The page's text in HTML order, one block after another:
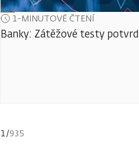
1-MINUTOVÉ ČTENÍ
Banky: Zátěžové testy
1/935